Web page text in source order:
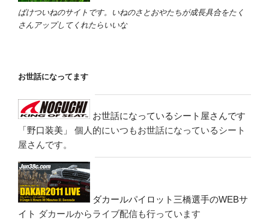
ばけついねのサイトです。いねのさとおやたちが成長具合をたく
さんアップしてくれたらいいな
お世話になってます
お世話になっているシート屋さんです
「野口装美」
個人的にいつもお世話になっているシート
屋さんです。
ダカールパイロット三橋選手のWEBサ
イト ダカールからライブ配信も行っています